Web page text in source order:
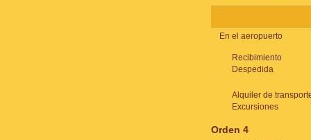
En el aeropuerto
Recibimiento
Despedida
Alquiler de
Excursiones
Orden 4